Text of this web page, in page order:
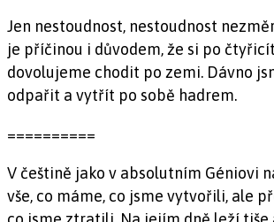
Jen nestoudnost, nestoudnost
je příčinou i důvodem, že si po
dovolujeme chodit po zemi. Dávno
odpařit a vytřít po sobě hadrem.
==========
V češtině jako v absolutním Géniovi
vše, co máme, co jsme vytvořili, ale